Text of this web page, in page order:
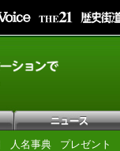
人名事典 プレゼント